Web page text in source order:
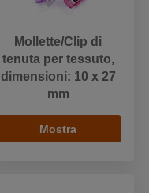
Mollette/Clip di
tenuta per tessuto,
dimensioni: 10 x 27
mm
Mostra